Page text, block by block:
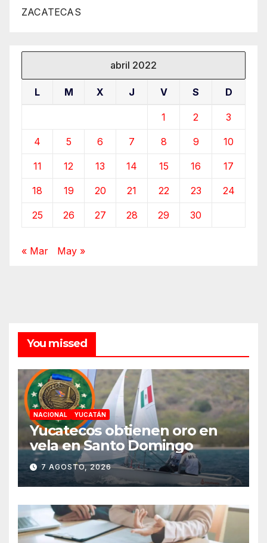
ZACATECAS
abril 2022
L M X J V S D
1 2 3
4 5 6 7 8 9 10
11 12 13 14 15 16 17
18 19 20 21 22 23 24
25 26 27 28 29 30
« Mar May »
You missed
NACIONAL YUCATÁN
Yucatecos obtienen oro en
vela en Santo Domingo
7 AGOSTO, 2026